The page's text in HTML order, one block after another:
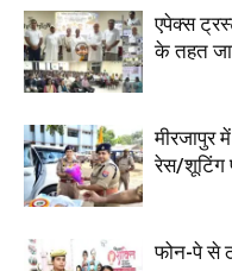
एपेक्स
के तहत
मीरजापुर
रेस/शूटिंग
फोन-पे से